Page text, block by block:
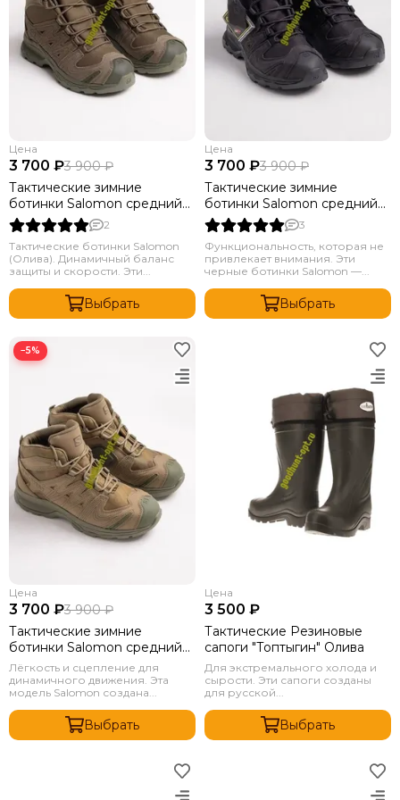
Цена
3 700 ₽3 900 ₽
Тактические зимние
ботинки Salomon средний
олива
2
Тактические ботинки Salomon
(Олива). Динамичный баланс
защиты и скорости. Эти...
Выбрать
Цена
3 700 ₽3 900 ₽
Тактические зимние
ботинки Salomon средний
черный
3
Функциональность, которая не
привлекает внимания. Эти
черные ботинки Salomon —...
Выбрать
−5%
Цена
3 700 ₽3 900 ₽
Тактические зимние
ботинки Salomon средний
мох
Лёгкость и сцепление для
динамичного движения. Эта
модель Salomon создана...
Выбрать
Цена
3 500 ₽
Тактические Резиновые
сапоги "Топтыгин" Олива
Для экстремального холода и
сырости. Эти сапоги созданы
для русской...
Выбрать